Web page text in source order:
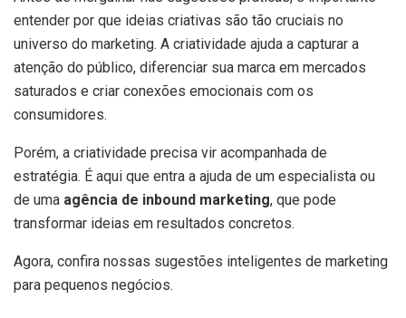
entender por que ideias criativas são tão cruciais no
universo do marketing. A criatividade ajuda a capturar a
atenção do público, diferenciar sua marca em mercados
saturados e criar conexões emocionais com os
consumidores.
Porém, a criatividade precisa vir acompanhada de
estratégia. É aqui que entra a ajuda de um especialista ou
de uma agência de inbound marketing, que pode
transformar ideias em resultados concretos.
Agora, confira nossas sugestões inteligentes de marketing
para pequenos negócios.